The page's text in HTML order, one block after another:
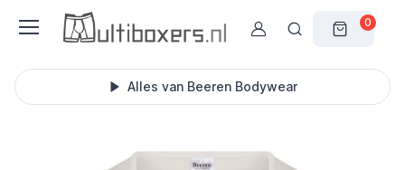
0
Alles van Beeren Bodywear